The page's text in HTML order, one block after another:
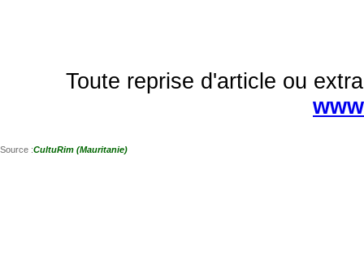
Toute reprise d'article ou
Source :CultuRim (Mauritanie)